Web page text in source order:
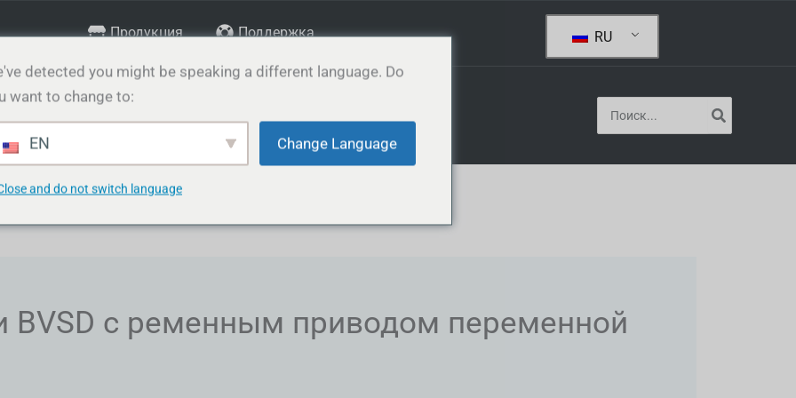
Продукция Поддержка RU
BVSD с ременным приводом переменной
detected you might be speaking a different language. Do
want to change to:
EN Change Language
and do not switch language